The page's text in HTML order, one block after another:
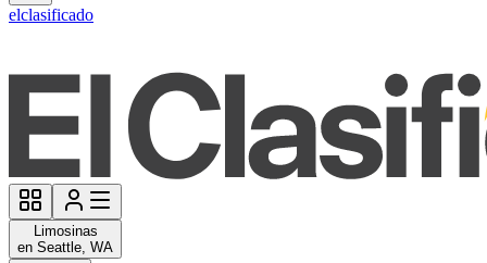
elclasificado
Limosinas
en Seattle, WA